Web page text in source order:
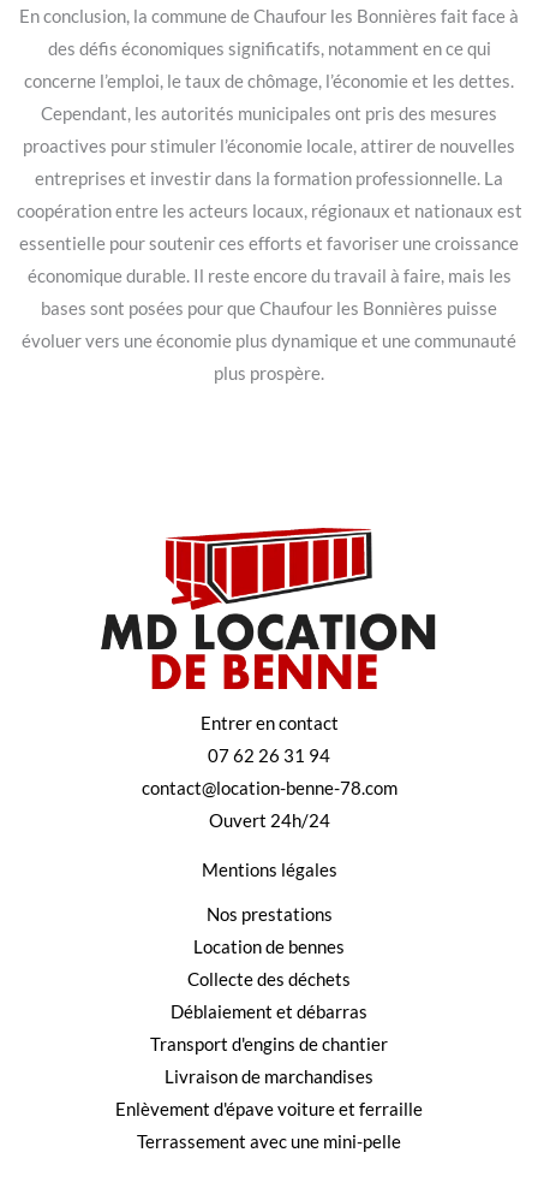
En conclusion, la commune de Chaufour les Bonnières fait face à
des défis économiques significatifs, notamment en ce qui
concerne l’emploi, le taux de chômage, l’économie et les dettes.
Cependant, les autorités municipales ont pris des mesures
proactives pour stimuler l’économie locale, attirer de nouvelles
entreprises et investir dans la formation professionnelle. La
coopération entre les acteurs locaux, régionaux et nationaux est
essentielle pour soutenir ces efforts et favoriser une croissance
économique durable. Il reste encore du travail à faire, mais les
bases sont posées pour que Chaufour les Bonnières puisse
évoluer vers une économie plus dynamique et une communauté
plus prospère.
Entrer en contact
07 62 26 31 94
contact@location-benne-78.com
Ouvert 24h/24
Mentions légales
Nos prestations
Location de bennes
Collecte des déchets
Déblaiement et débarras
Transport d'engins de chantier
Livraison de marchandises
Enlèvement d'épave voiture et ferraille
Terrassement avec une mini-pelle